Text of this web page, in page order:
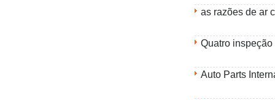
as razões de ar
Quatro